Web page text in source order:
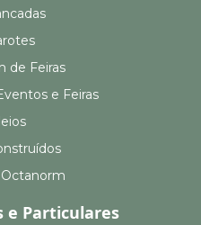
de Feiras
e Feiras
e Particulares